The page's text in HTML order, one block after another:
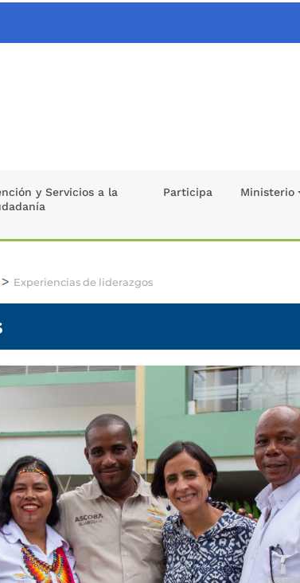
y Servicios a la
Participa Ministerio
> Experiencias de liderazgos